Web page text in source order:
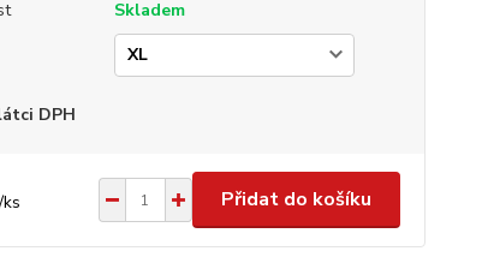
Skladem
DPH
ks Přidat do košíku